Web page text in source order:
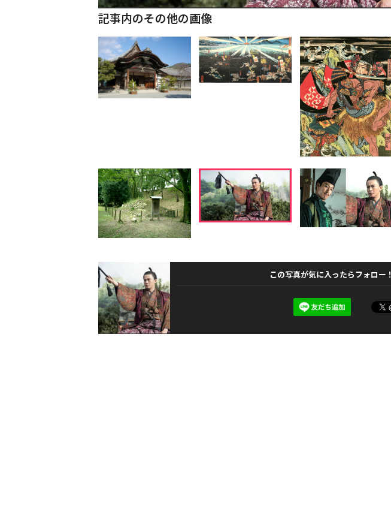
記事内のその他の画像
この写真が気に入ったらフォロー！